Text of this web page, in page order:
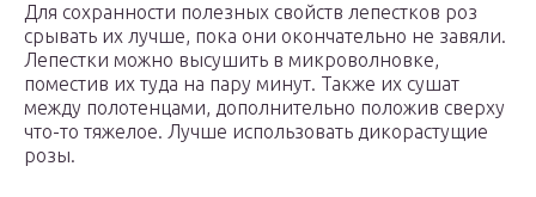
Для сохранности полезных свойств лепестков роз
срывать их лучше, пока они окончательно не завяли.
Лепестки можно высушить в микроволновке,
поместив их туда на пару минут. Также их сушат
между полотенцами, дополнительно положив сверху
что-то тяжелое. Лучше использовать дикорастущие
розы.